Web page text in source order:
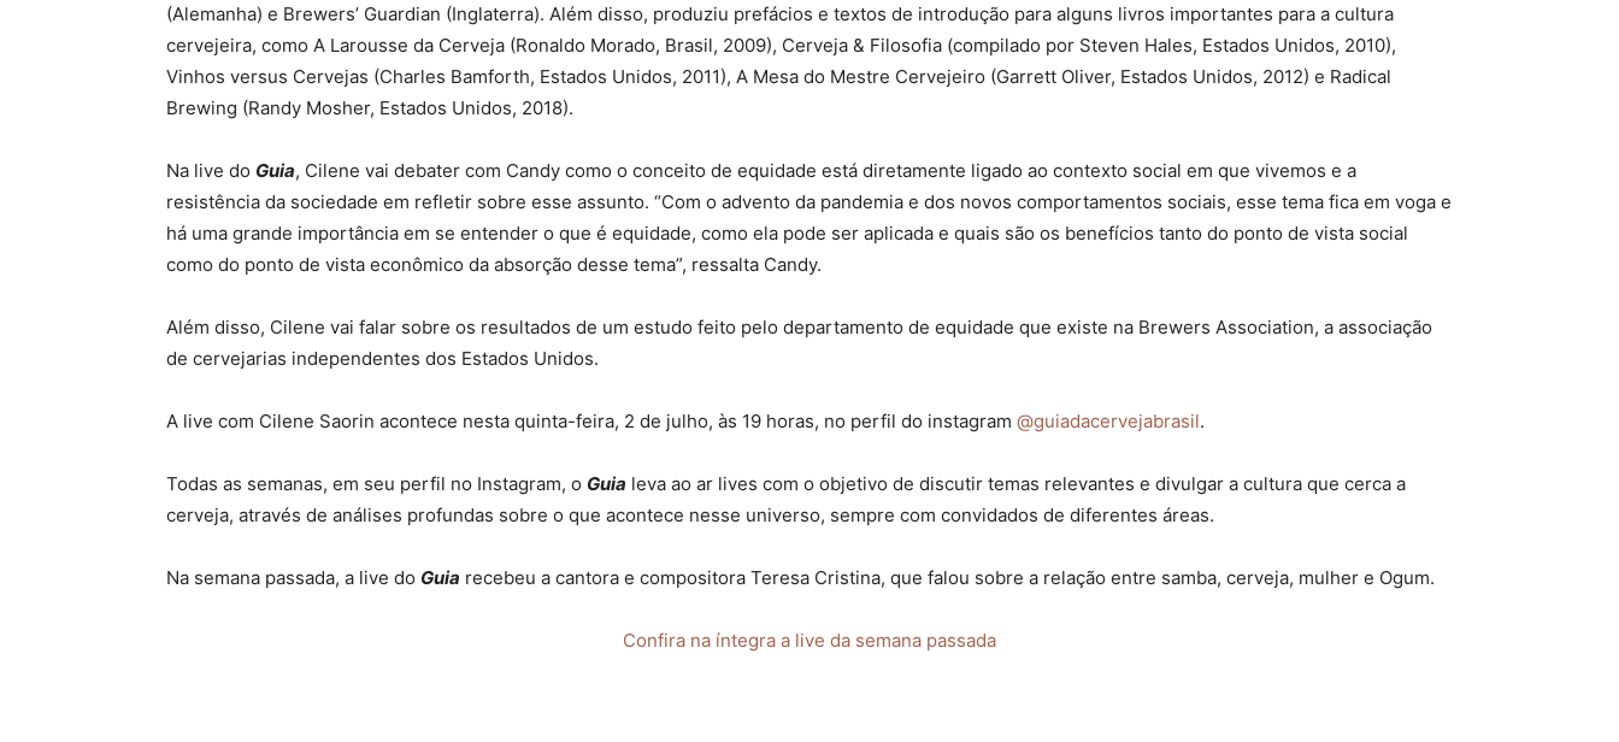
(Alemanha) e Brewers’ Guardian (Inglaterra). Além disso, produziu prefácios e textos de introdução para alguns livros importantes para a cultura
cervejeira, como A Larousse da Cerveja (Ronaldo Morado, Brasil, 2009), Cerveja & Filosofia (compilado por Steven Hales, Estados Unidos, 2010),
Vinhos versus Cervejas (Charles Bamforth, Estados Unidos, 2011), A Mesa do Mestre Cervejeiro (Garrett Oliver, Estados Unidos, 2012) e Radical
Brewing (Randy Mosher, Estados Unidos, 2018).
Na live do Guia, Cilene vai debater com Candy como o conceito de equidade está diretamente ligado ao contexto social em que vivemos e a
resistência da sociedade em refletir sobre esse assunto. “Com o advento da pandemia e dos novos comportamentos sociais, esse tema fica em voga e
há uma grande importância em se entender o que é equidade, como ela pode ser aplicada e quais são os benefícios tanto do ponto de vista social
como do ponto de vista econômico da absorção desse tema”, ressalta Candy.
Além disso, Cilene vai falar sobre os resultados de um estudo feito pelo departamento de equidade que existe na Brewers Association, a associação
de cervejarias independentes dos Estados Unidos.
A live com Cilene Saorin acontece nesta quinta-feira, 2 de julho, às 19 horas, no perfil do instagram @guiadacervejabrasil.
Todas as semanas, em seu perfil no Instagram, o Guia leva ao ar lives com o objetivo de discutir temas relevantes e divulgar a cultura que cerca a
cerveja, através de análises profundas sobre o que acontece nesse universo, sempre com convidados de diferentes áreas.
Na semana passada, a live do Guia recebeu a cantora e compositora Teresa Cristina, que falou sobre a relação entre samba, cerveja, mulher e Ogum.
Confira na íntegra a live da semana passada